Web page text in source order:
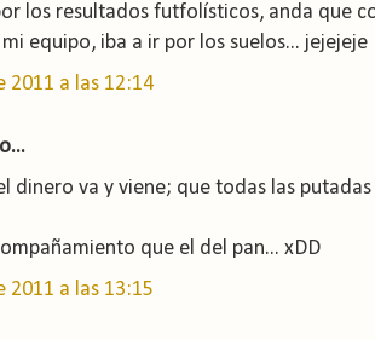
los resultados futfolísticos, anda que
equipo, iba a ir por los suelos... jejejeje
2011 a las 12:14
dinero va y viene; que todas las
que el del pan... xDD
2011 a las 13:15